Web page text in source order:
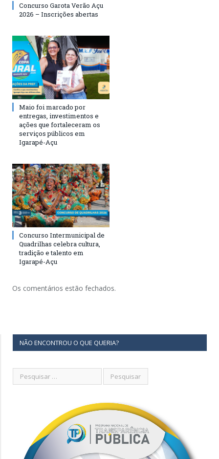
Concurso Garota Verão Açu
2026 – Inscrições abertas
Maio foi marcado por
entregas, investimentos e
ações que fortaleceram os
serviços públicos em
Igarapé-Açu
Concurso Intermunicipal de
Quadrilhas celebra cultura,
tradição e talento em
Igarapé-Açu
Os comentários estão fechados.
NÃO ENCONTROU O QUE QUERIA?